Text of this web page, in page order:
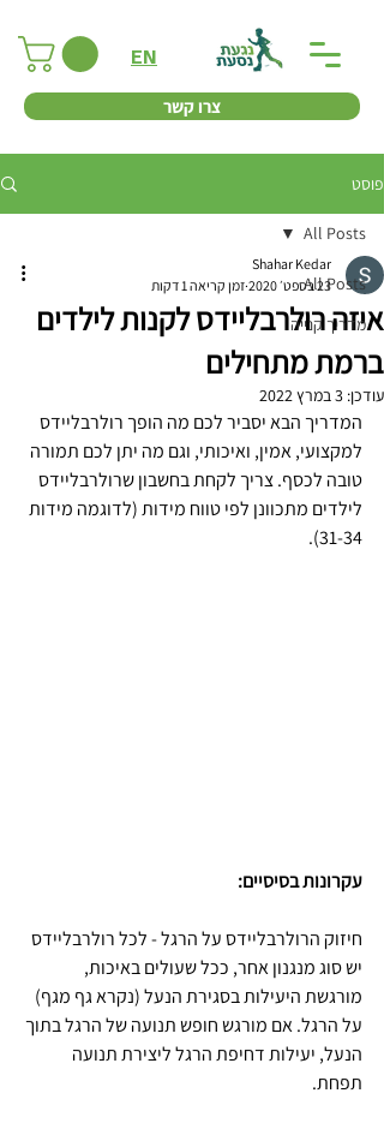
EN
צרו קשר
פוסט
All Posts
מדריך קנייה
All Posts
איזה רולרבליידס לקנות לילדים
ברמת מתחילים
Shahar Kedar
23 בספט׳ 2020
זמן קריאה 1 דקות
עודכן: 3 במרץ 2022
המדריך הבא יסביר לכם מה הופך רולרבליידס
למקצועי, אמין, ואיכותי, וגם מה יתן לכם תמורה
טובה לכסף. צריך לקחת בחשבון שרולרבליידס
לילדים מתכוונן לפי טווח מידות (לדוגמה מידות
31-34).
עקרונות בסיסיים:
חיזוק הרולרבליידס על הרגל - לכל רולרבליידס
יש סוג מנגנון אחר, ככל שעולים באיכות,
מורגשת היעילות בסגירת הנעל (נקרא גף מגף)
על הרגל. אם מורגש חופש תנועה של הרגל בתוך
הנעל, יעילות דחיפת הרגל ליצירת תנועה
תפחת.